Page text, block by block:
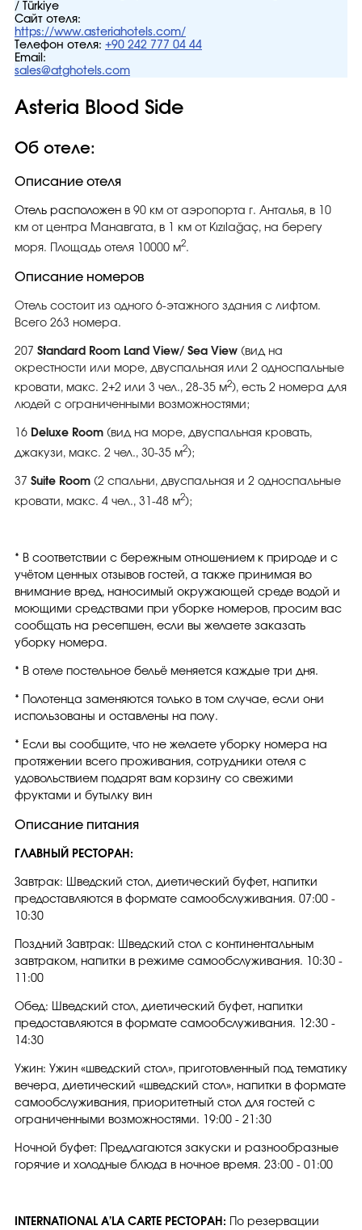
/ Türkiye
Сайт отеля:
https://www.asteriahotels.com/
Телефон отеля: +90 242 777 04 44
Email:
sales@atghotels.com
Asteria Blood Side
Об отеле:
Описание отеля
Отель расположен в 90 км от аэропорта г. Анталья, в 10
км от центра Манавгата, в 1 км от Kızılağaç, на берегу
моря. Площадь отеля 10000 м2.
Описание номеров
Отель состоит из одного 6-этажного здания с лифтом.
Всего 263 номера.
207 Standard Room Land View/ Sea View (вид на
окрестности или море, двуспальная или 2 односпальные
кровати, макс. 2+2 или 3 чел., 28-35 м2), есть 2 номера для
людей с ограниченными возможностями;
16 Deluxe Room (вид на море, двуспальная кровать,
джакузи, макс. 2 чел., 30-35 м2);
37 Suite Room (2 спальни, двуспальная и 2 односпальные
кровати, макс. 4 чел., 31-48 м2);
* В соответствии с бережным отношением к природе и с
учётом ценных отзывов гостей, а также принимая во
внимание вред, наносимый окружающей среде водой и
моющими средствами при уборке номеров, просим вас
сообщать на ресепшен, если вы желаете заказать
уборку номера.
* В отеле постельное бельё меняется каждые три дня.
* Полотенца заменяются только в том случае, если они
использованы и оставлены на полу.
* Если вы сообщите, что не желаете уборку номера на
протяжении всего проживания, сотрудники отеля с
удовольствием подарят вам корзину со свежими
фруктами и бутылку вин
Описание питания
ГЛАВНЫЙ РЕСТОРАН:
Завтрак: Шведский стол, диетический буфет, напитки
предоставляются в формате самообслуживания. 07:00 -
10:30
Поздний Завтрак: Шведский стол с континентальным
завтраком, напитки в режиме самообслуживания. 10:30 -
11:00
Обед: Шведский стол, диетический буфет, напитки
предоставляются в формате самообслуживания. 12:30 -
14:30
Ужин: Ужин «шведский стол», приготовленный под тематику
вечера, диетический «шведский стол», напитки в формате
самообслуживания, приоритетный стол для гостей с
ограниченными возможностями. 19:00 - 21:30
Ночной буфет: Предлагаются закуски и разнообразные
горячие и холодные блюда в ночное время. 23:00 - 01:00
INTERNATIONAL A’LA CARTE РЕСТОРАН: По резервации